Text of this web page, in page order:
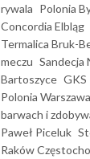
rywala Polonia
Concordia Elbląg
Termalica Bruk-
meczu Sandecja
Bartoszyce
Polonia Warszawa
barwach i
Paweł Piceluk
Raków